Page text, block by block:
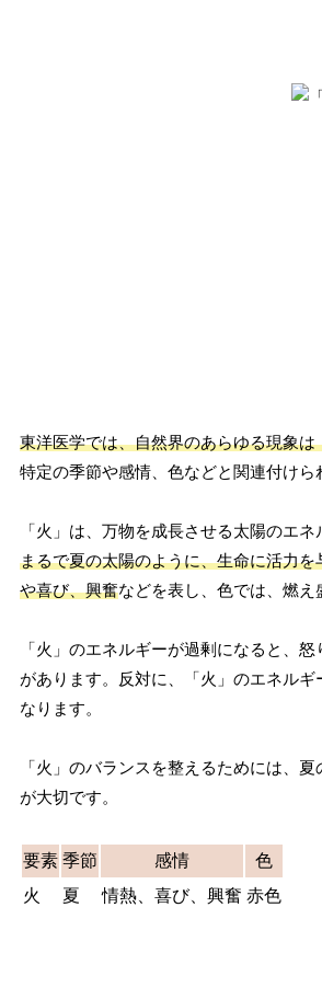
東洋医学では、自然界のあらゆる現象
特定の季節や感情、色などと関連付けら
「火」は、万物を成長させる太陽のエ
まるで夏の太陽のように、生命に活力
や喜び、興奮などを表し、色では、燃え
「火」のエネルギーが過剰になると、
があります。反対に、「火」のエネル
なります。
「火」のバランスを整えるためには、
が大切です。
要素 季節 感情
色
火
夏 情熱、喜び、興奮 赤色